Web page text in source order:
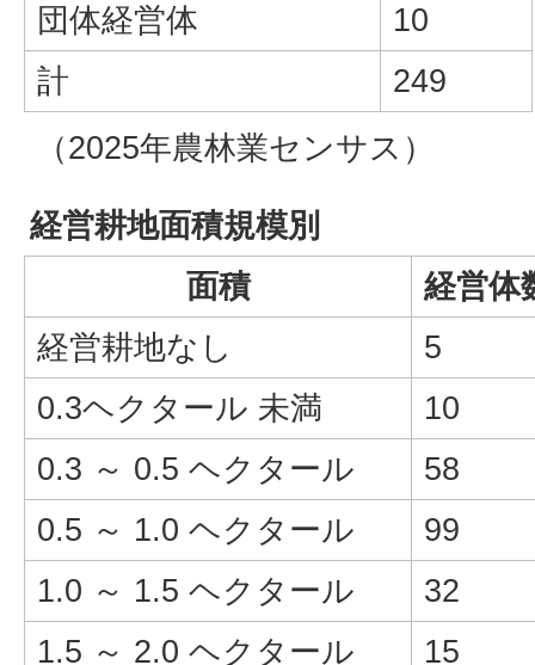
団体経営体
10
計
249
（2025年農林業センサス）
経営耕地面積規模別
面積
経営体
経営耕地なし
5
0.3ヘクタール 未満
10
0.3 ～ 0.5 ヘクタール
58
0.5 ～ 1.0 ヘクタール
99
1.0 ～ 1.5 ヘクタール
32
1.5 ～ 2.0 ヘクタール
15